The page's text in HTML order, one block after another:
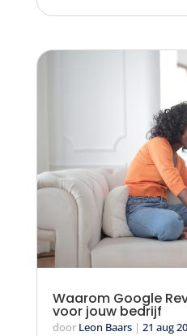
Waarom Google
voor jouw bedrijf
door Leon Baars| 21 aug